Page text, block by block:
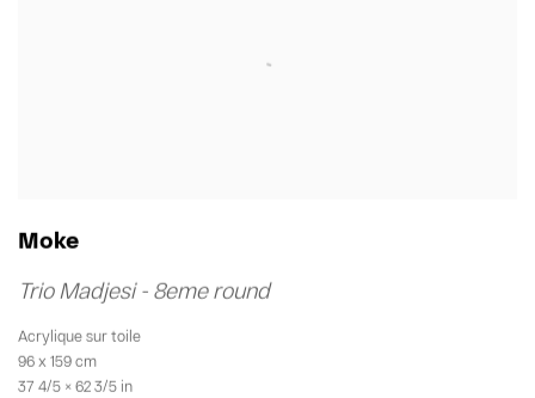
Moke
Trio Madjesi - 8eme round
Acrylique sur toile
96 x 159 cm
37 4/5 × 62 3/5 in